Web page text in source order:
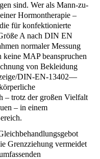
sind. Wer als Mann-zu-
Hormontherapie –
für konfektionierte
A nach DIN EN
normaler Messung
MAP beanspruchen
von Bekleidung
DIN-EN-13402—
– trotz der großen Vielfalt
– in einem
Grenzziehung vermeidet